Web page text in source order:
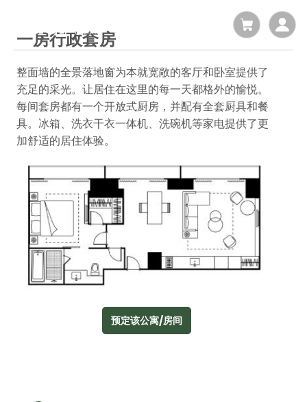
一房行政套房
整面墙的全景落地窗为本就宽敞的客厅和卧室提供了
充足的采光。让居住在这里的每一天都格外的愉悦。
每间套房都有一个开放式厨房，并配有全套厨具和餐
具。冰箱、洗衣干衣一体机、洗碗机等家电提供了更
加舒适的居住体验。
预定该公寓/房间